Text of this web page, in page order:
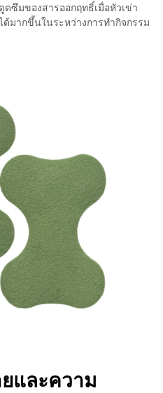
ซึมของสารออกฤทธิ์เมื่อหัวเข่า
ด้มากขึ้นในระหว่างการทำกิจกรรม
และความ